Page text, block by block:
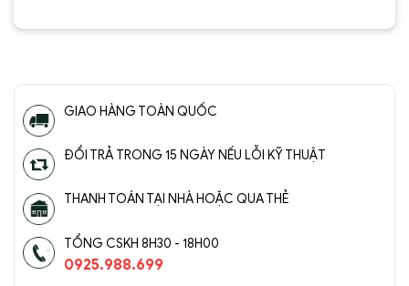
GIAO HÀNG TOÀN QUỐC
ĐỔI TRẢ TRONG 15 NGÀY NẾU LỖI KỸ THUẬT
THANH TOÁN TẠI NHÀ HOẶC QUA THẺ
TỔNG CSKH 8H30 - 18H00
0925.988.699